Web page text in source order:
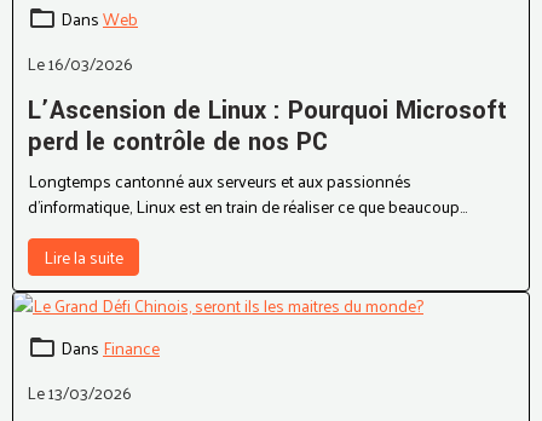
DansWeb
Le 16/03/2026
L’Ascension de Linux : Pourquoi Microsoft
perd le contrôle de nos PC
Longtemps cantonné aux serveurs et aux passionnés
d'informatique, Linux est en train de réaliser ce que beaucoup
pensaient impossible : devenir une alternative grand public crédible.
Lire la suite
DansFinance
Le 13/03/2026